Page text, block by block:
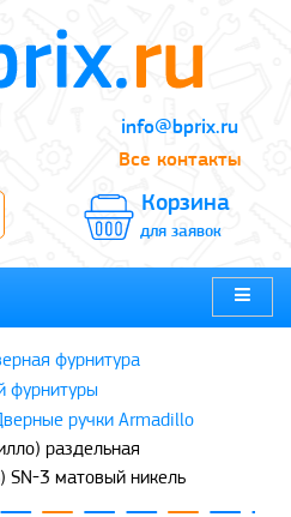
info@bprix.ru
Все контакты
Корзина
для заявок
фурнитура
фурнитуры
ручки Armadillo
раздельная
SN-3 матовый никель